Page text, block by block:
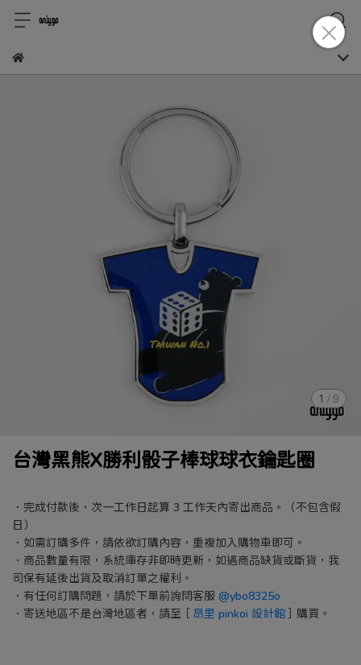
1 / 9
台灣黑熊X勝利骰子棒球球衣鑰匙圈
．完成付款後，次一工作日起算 3 工作天內寄出商品。（不包含假
日）
．如需訂購多件，請依欲訂購內容，重複加入購物車即可。
．商品數量有限，系統庫存非即時更新，如遇商品缺貨或斷貨，我
司保有延後出貨及取消訂單之權利。
．有任何訂購問題，請於下單前詢問客服 @ybo8325o
．寄送地區不是台灣地區者，請至［ 昂里 pinkoi 設計館］購買。